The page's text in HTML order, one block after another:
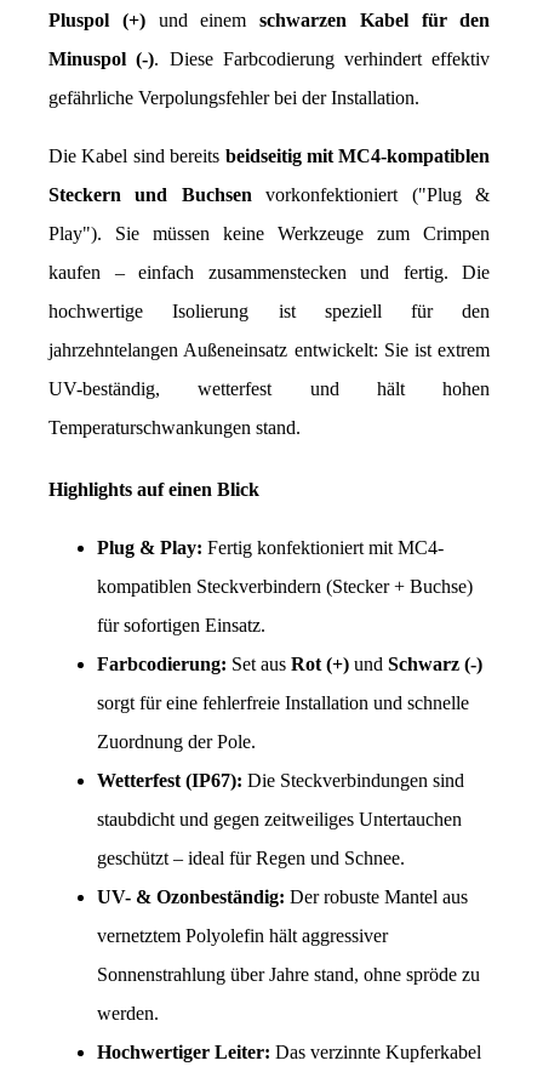
Pluspol (+) und einem schwarzen Kabel für den
Minuspol (-). Diese Farbcodierung verhindert effektiv
gefährliche Verpolungsfehler bei der Installation.
Die Kabel sind bereits beidseitig mit MC4-kompatiblen
Steckern und Buchsen vorkonfektioniert ("Plug &
Play"). Sie müssen keine Werkzeuge zum Crimpen
kaufen – einfach zusammenstecken und fertig. Die
hochwertige Isolierung ist speziell für den
jahrzehntelangen Außeneinsatz entwickelt: Sie ist extrem
UV-beständig, wetterfest und hält hohen
Temperaturschwankungen stand.
Highlights auf einen Blick
Plug & Play: Fertig konfektioniert mit MC4-
kompatiblen Steckverbindern (Stecker + Buchse)
für sofortigen Einsatz.
Farbcodierung: Set aus Rot (+) und Schwarz (-)
sorgt für eine fehlerfreie Installation und schnelle
Zuordnung der Pole.
Wetterfest (IP67): Die Steckverbindungen sind
staubdicht und gegen zeitweiliges Untertauchen
geschützt – ideal für Regen und Schnee.
UV- & Ozonbeständig: Der robuste Mantel aus
vernetztem Polyolefin hält aggressiver
Sonnenstrahlung über Jahre stand, ohne spröde zu
werden.
Hochwertiger Leiter: Das verzinnte Kupferkabel